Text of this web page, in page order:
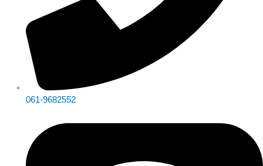
061-9682552